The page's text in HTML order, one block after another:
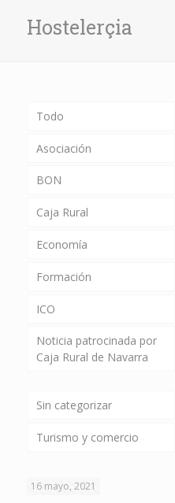
Hostelerçia
Todo
Asociación
BON
Caja Rural
Economía
Formación
ICO
Noticia patrocinada por
Caja Rural de Navarra
Sin categorizar
Turismo y comercio
16 mayo, 2021